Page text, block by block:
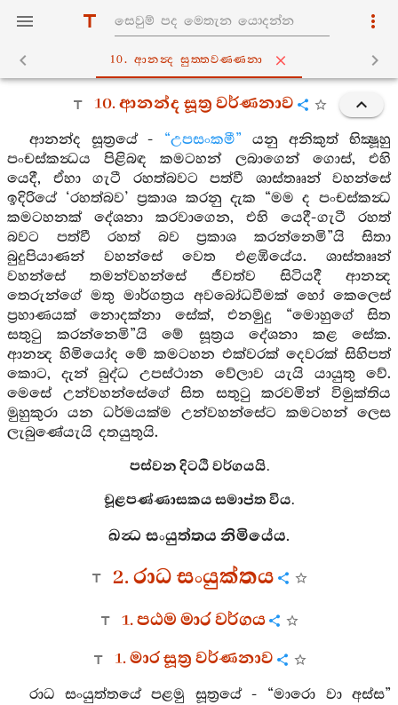
10. ආනන්‍ද සුත‍්තවණ‍්ණනා
10. ආනන්ද සූත්‍ර වර්ණනාව
ආනන්ද සූත්‍රයේ - “උපසංකමී” යනු අනිකුත් භික්‍ෂූහු
පංචස්කන්‍ධය පිළිබඳ කමටහන් ලබාගෙන් ගොස්, එහි
යෙදී, ඒහා ගැටී රහත්බවට පත්වී ශාස්තෲන් වහන්සේ
ඉදිරියේ ‘රහත්බව’ ප්‍රකාශ කරනු දැක “මම ද පංචස්කන්‍ධ
කමටහනක් දේශනා කරවාගෙන, එහි යෙදී-ගැටී රහත්
බවට පත්වී රහත් බව ප්‍රකාශ කරන්නෙමි”යි සිතා
බුදුපියාණන් වහන්සේ වෙත එළඹියේය. ශාස්තෲන්
වහන්සේ තමන්වහන්සේ ජීවත්ව සිටියදී ආනන්‍ද
තෙරුන්ගේ මතු මාර්ගත්‍රය අවබෝධවීමක් හෝ කෙලෙස්
ප්‍රහාණයක් නොදක්නා සේක්, එනමුදු “මොහුගේ සිත
සතුටු කරන්නෙමි”යි මේ සූත්‍රය දේශනා කළ සේක.
ආනන්‍ද හිමියෝද මේ කමටහන එක්වරක් දෙවරක් සිහිපත්
කොට, දැන් බුද්ධ උපස්ථාන වේලාව යැයි යායුතු වේ.
මෙසේ උන්වහන්සේගේ සිත සතුටු කරවමින් විමුක්තිය
මුහුකුරා යන ධර්මයක්ම උන්වහන්සේට කමටහන් ලෙස
ලැබුණේයැයි දතයුතුයි.
පස්වන දිටඨි වර්ගයයි.
චූළපණ්ණාසකය සමාප්ත විය.
ඛන්‍ධ සංයුත්තය නිමියේය.
2. රාධ සංයුක්තය
1. පඨම මාර වර්ගය
1. මාර සූත්‍ර වර්ණනාව
රාධ සංයුත්තයේ පළමු සූත්‍රයේ - “මාරො වා අස්ස”